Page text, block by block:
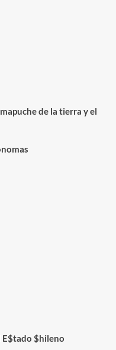
de la tierra y el
E$tado $hileno